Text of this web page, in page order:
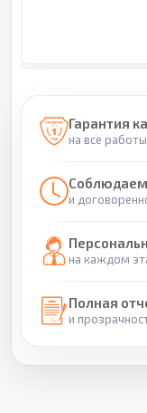
Гарантия
на все работы
Соблюдаем
и
на каждом
Полная
и